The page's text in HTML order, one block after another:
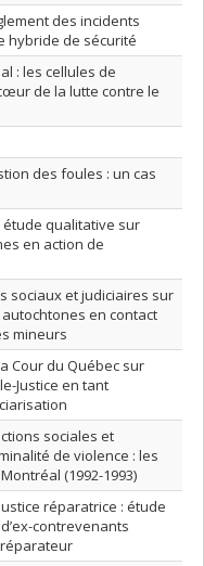
des incidents
hybride de sécurité
: les cellules de
de la lutte contre le
des foules : un cas
qualitative sur
en action de
sociaux et judiciaires sur
en contact
mineurs
Cour du Québec sur
Justice en tant
sociales et
de violence : les
(1992-1993)
réparatrice : étude
contrevenants